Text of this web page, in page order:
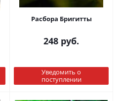
Расбора Бригитты
248 руб.
Уведомить о
поступлении